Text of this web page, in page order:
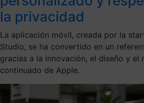
la privacidad
La aplicación móvil, creada por la
Studio, se ha convertido en un
gracias a la innovación, el diseño y el
continuado de Apple.